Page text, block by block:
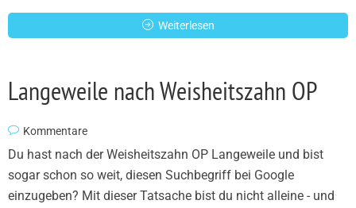
Weiterlesen
Langeweile nach Weisheitszahn OP
Kommentare
Du hast nach der Weisheitszahn OP Langeweile und bist
sogar schon so weit, diesen Suchbegriff bei Google
einzugeben? Mit dieser Tatsache bist du nicht alleine - und